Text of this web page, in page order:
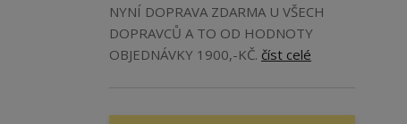
NYNÍ DOPRAVA ZDARMA U VŠECH
DOPRAVCŮ A TO OD HODNOTY
OBJEDNÁVKY 1900,-KČ. číst celé